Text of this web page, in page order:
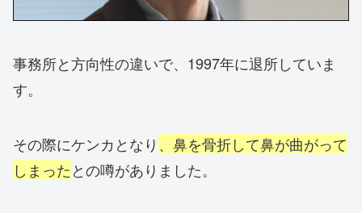
事務所と方向性の違いで、1997年に退所していま
す。
その際にケンカとなり 、鼻を骨折して鼻が曲がって
しまったとの噂がありました。